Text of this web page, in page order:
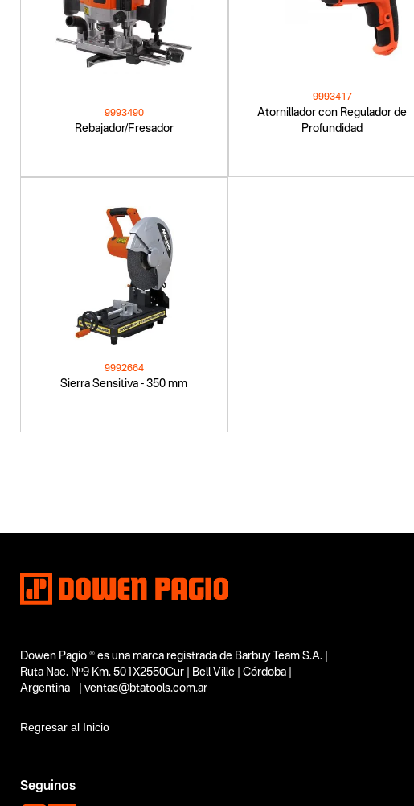
Rebajador/Fresador
9993490
Atornillador con Regulador de
Profundidad
9993417
Sierra Sensitiva - 350 mm
9992664
Dowen Pagio ® es una marca registrada de Barbuy Team S.A. |
Ruta Nac. Nº9 Km. 501X2550Cur | Bell Ville | Córdoba |
Argentina | ventas@btatools.com.ar
Regresar al Inicio
Seguinos